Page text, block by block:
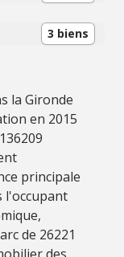
3 biens
la Gironde
en 2015
principale
l'occupant
de 26221